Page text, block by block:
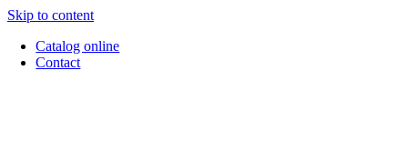
Skip to content
Catalog online
Contact